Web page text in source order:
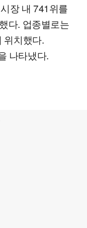
장 내 741위를
다. 업종별로는
위치했다.
나타냈다.